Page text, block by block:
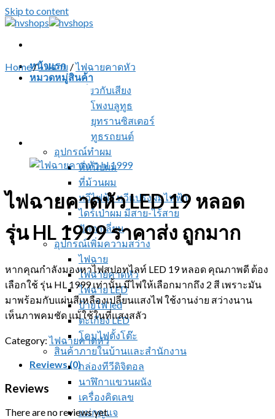
Skip to content
หน้าแรก
หมวดหมู่สินค้า
สินค้าเกี่ยวกับเสียง
ลำโพงบลูทูธ
วิทยุทรานซิสเตอร์
บลูทูธรถยนต์
อุปกรณ์ทำผม
ที่หนีบผม
ที่ม้วนผม
หวีไฟฟ้า หวีแปรงผมไฟฟ้า
ไดร์เป่าผม มีสาย-ไร้สาย
ปัตตาเลี่ยน
อุปกรณ์เพิ่มความสว่าง
ไฟฉาย
ไฟฉายคาดหัว
ไฟฉาย LED
ป้ายไฟ led
ตะเกียง LED
โคมไฟตั้งโต๊ะ
สินค้าภายในบ้านและสำนักงาน
กล่องทีวีดิจิตอล
นาฬิกาแขวนผนัง
เครื่องคิดเลข
แม่กุญแจ
Home/ไฟฉาย /ไฟฉายคาดหัว
ไฟฉายคาดหัว LED 19 หลอด
รุ่น HL 1999 ราคาส่ง ถูกมาก
หากคุณกำลังมองหาไฟสปอทไลท์ LED 19 หลอด คุณภาพดี ต้อง
เลือกใช้ รุ่น HL 1999 เท่านั้น มีไฟให้เลือกมากถึง 2 สี เพราะมัน
มาพร้อมกับแผ่นสีเหลืองเปลี่ยนแสงไฟ ใช้งานง่าย สว่างนาน
เห็นภาพคมชัด แม้ใช้ในที่แสงสลัว
Category:ไฟฉายคาดหัว
Reviews (0)
Reviews
There are no reviews yet.